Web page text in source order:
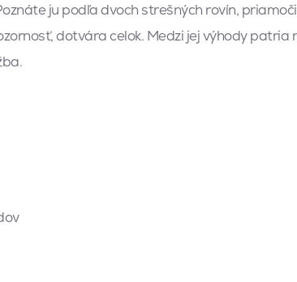
ju podľa dvoch strešných rovín,
dotvára celok. Medzi jej výhody patria